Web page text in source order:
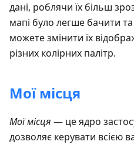
дані, роблячи їх більш
мапі було легше бачити
можете змінити їх
різних колірних палітр.
Мої місця
Мої місця — це ядро
дозволяє керувати всією